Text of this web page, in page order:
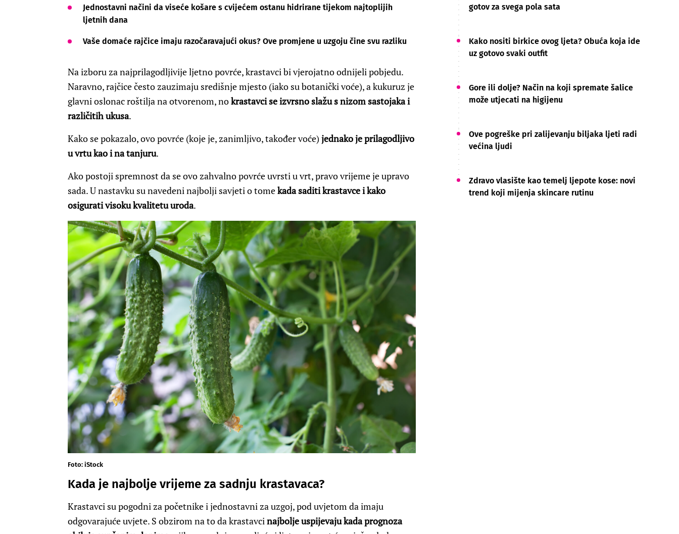
Jednostavni načini da viseće košare s cvijećem ostanu hidrirane tijekom najtoplijih
ljetnih dana
Vaše domaće rajčice imaju razočaravajući okus? Ove promjene u uzgoju čine svu razliku
Na izboru za najprilagodljivije ljetno povrće, krastavci bi vjerojatno odnijeli pobjedu.
Naravno, rajčice često zauzimaju središnje mjesto (iako su botanički voće), a kukuruz je
glavni oslonac roštilja na otvorenom, nokrastavci se izvrsno slažu s nizom sastojaka i
različitih ukusa.
Kako se pokazalo, ovo povrće (koje je, zanimljivo, također voće)jednako je prilagodljivo
u vrtu kao i na tanjuru.
Ako postoji spremnost da se ovo zahvalno povrće uvrsti u vrt, pravo vrijeme je upravo
sada. U nastavku su navedeni najbolji savjeti o tomekada saditi krastavce i kako
osigurati visoku kvalitetu uroda.
Foto: iStock
Kada je najbolje vrijeme za sadnju krastavaca?
Krastavci su pogodni za početnike i jednostavni za uzgoj, pod uvjetom da imaju
odgovarajuće uvjete. S obzirom na to da krastavci najbolje uspijevaju kada prognoza
gotov za svega pola sata
Kako nositi birkice ovog ljeta? Obuća koja ide
uz gotovo svaki outfit
Gore ili dolje? Način na koji spremate šalice
može utjecati na higijenu
Ove pogreške pri zalijevanju biljaka ljeti radi
većina ljudi
Zdravo vlasište kao temelj ljepote kose: novi
trend koji mijenja skincare rutinu